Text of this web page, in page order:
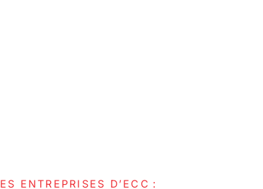
ENTREPRISES D’ECC :